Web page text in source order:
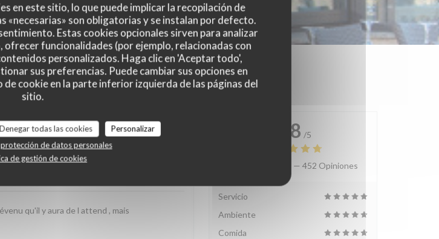
en este sitio, lo que puede implicar la recopilación de
«necesarias» son obligatorias y se instalan por defecto.
Estas cookies opcionales sirven para analizar
ofrecer funcionalidades (por ejemplo, relacionadas con
personalizados. Haga clic en 'Aceptar todo',
sus preferencias. Puede cambiar sus opciones en
cookie en la parte inferior izquierda de las páginas del
sitio.
Denegar todas las cookies
Personalizar
de datos personales
de gestión de cookies
clientes
qu'il y aura de l attend , mais
4.8 /5
Valoración media — 452 Opiniones
Servicio
Ambiente
Comida